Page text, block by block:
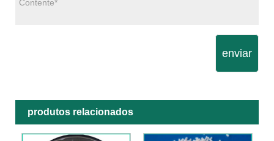
enviar
produtos relacionados